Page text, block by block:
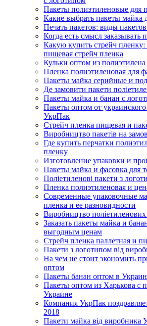
Пакеты полиэтиленовые для
Какие выбрать пакеты майка
Печать пакетов: виды
Когда есть смысл заказывать
Какую купить стрейч пленку:
пищевая стрейч пленка
Кульки оптом из полиэтилена
Пленка полиэтиленовая для
Пакеты майка серийные и под
Де замовити пакети
Пакеты майка и банан с
Пакеты оптом от
УкрПак
Стрейч пленка пищевая и
Виробництво пакетів на
Где купить перчатки
пленку
Изготовление упаковки и
Пакеты майка и фасовка для
Поліетиленові пакети з
Пленка полиэтиленовая и
Современные упаковочные
пленка и ее разновидности
Виробництво поліетиленових
Заказать пакеты майка и
выгодным ценам
Стрейч пленка паллетная и
Пакети з логотипом від
На чем не стоит экономить
оптом
Пакеты банан оптом в
Пакеты оптом из Харькова с
Украине
Компания УкрПак
2018
Пакети майка від виробника